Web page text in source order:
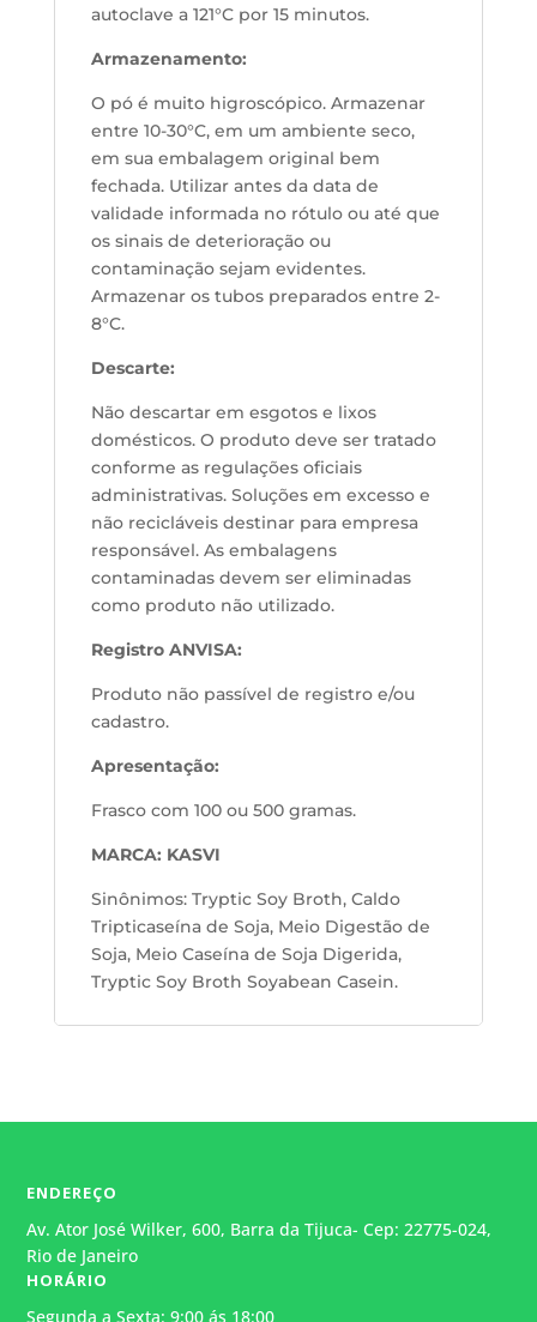
autoclave a 121°C por 15 minutos.
Armazenamento:
O pó é muito higroscópico. Armazenar
entre 10-30°C, em um ambiente seco,
em sua embalagem original bem
fechada. Utilizar antes da data de
validade informada no rótulo ou até que
os sinais de deterioração ou
contaminação sejam evidentes.
Armazenar os tubos preparados entre 2-
8°C.
Descarte:
Não descartar em esgotos e lixos
domésticos. O produto deve ser tratado
conforme as regulações oficiais
administrativas. Soluções em excesso e
não recicláveis destinar para empresa
responsável. As embalagens
contaminadas devem ser eliminadas
como produto não utilizado.
Registro ANVISA:
Produto não passível de registro e/ou
cadastro.
Apresentação:
Frasco com 100 ou 500 gramas.
MARCA: KASVI
Sinônimos: Tryptic Soy Broth, Caldo
Tripticaseína de Soja, Meio Digestão de
Soja, Meio Caseína de Soja Digerida,
Tryptic Soy Broth Soyabean Casein.
ENDEREÇO
Av. Ator José Wilker, 600, Barra da Tijuca- Cep: 22775-024,
Rio de Janeiro
HORÁRIO
Segunda a Sexta: 9:00 ás 18:00